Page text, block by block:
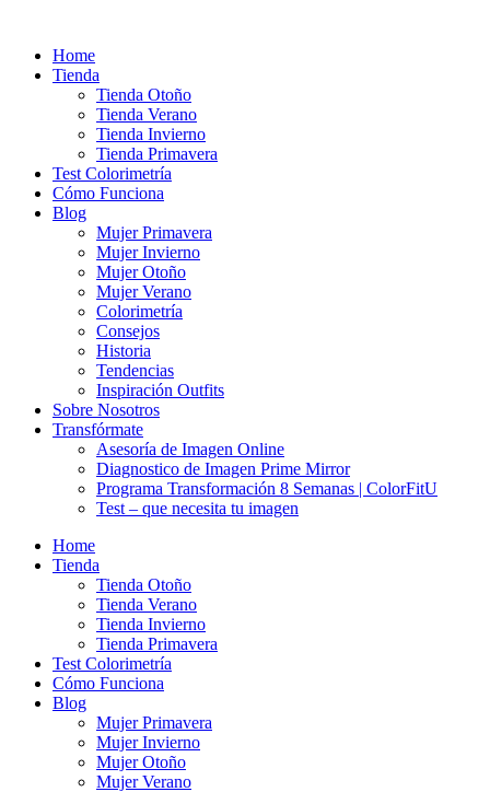
contenidoHome
Tienda
Tienda Otoño
Tienda Verano
Tienda Invierno
Tienda Primavera
Test Colorimetría
Cómo Funciona
Blog
Mujer Primavera
Mujer Invierno
Mujer Otoño
Mujer Verano
Colorimetría
Consejos
Historia
Tendencias
Inspiración Outfits
Sobre Nosotros
Transfórmate
Asesoría de Imagen Online
Diagnostico de Imagen Prime Mirror
Programa Transformación 8 Semanas | ColorFitU
Test – que necesita tu imagen
Home
Tienda
Tienda Otoño
Tienda Verano
Tienda Invierno
Tienda Primavera
Test Colorimetría
Cómo Funciona
Blog
Mujer Primavera
Mujer Invierno
Mujer Otoño
Mujer Verano